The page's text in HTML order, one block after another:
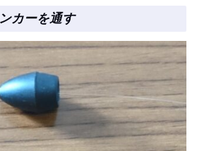
カーを通す